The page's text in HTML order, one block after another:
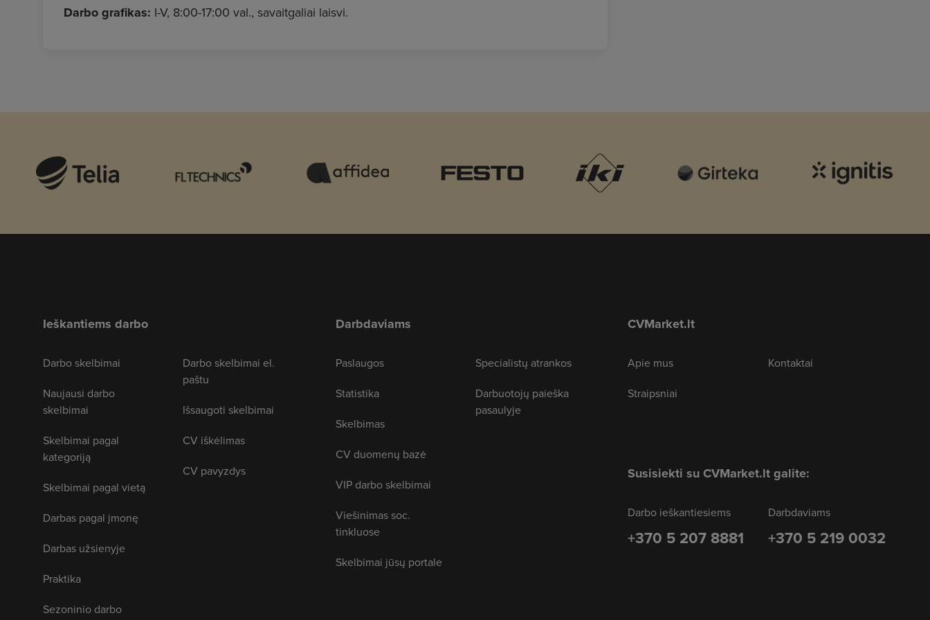
Darbo grafikas: I-V, 8:00-17:00 val., savaitgaliai laisvi.
Ieškantiems darbo
Darbo skelbimai
Naujausi darbo
skelbimai
Skelbimai pagal
kategoriją
Skelbimai pagal vietą
Darbas pagal įmonę
Darbas užsienyje
Praktika
Sezoninio darbo
Darbo skelbimai el.
paštu
Išsaugoti skelbimai
CV iškėlimas
CV pavyzdys
Darbdaviams
Paslaugos
Statistika
Skelbimas
CV duomenų bazė
VIP darbo skelbimai
Viešinimas soc.
tinkluose
Skelbimai jūsų portale
Specialistų atrankos
Darbuotojų paieška
pasaulyje
CVMarket.lt
Apie mus
Straipsniai
Kontaktai
Susisiekti su CVMarket.lt galite:
Darbo ieškantiesiems
+370 5 207 8881
Darbdaviams
+370 5 219 0032